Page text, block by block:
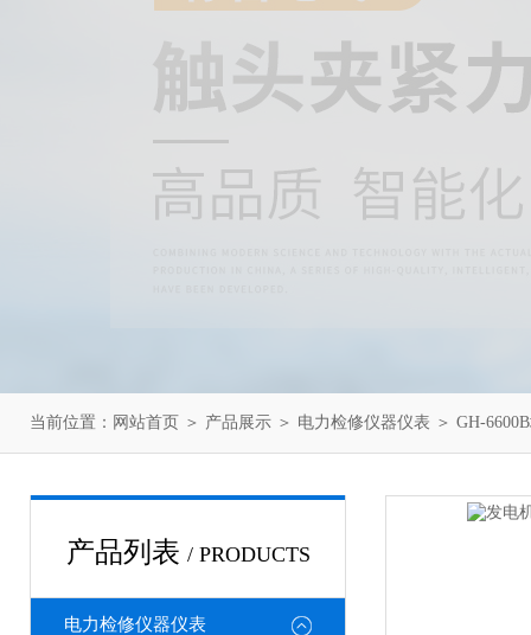
当前位置： 网站首页 ＞ 产品展示 ＞ 电力检修仪器仪表 ＞ GH-
产品列表 / PRODUCTS
电力检修仪器仪表